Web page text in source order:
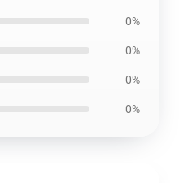
0%
0%
0%
0%